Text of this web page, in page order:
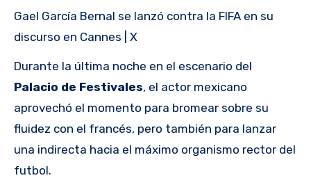
Gael García Bernal se lanzó contra la FIFA en su
discurso en Cannes | X
Durante la última noche en el escenario del
Palacio de Festivales, el actor mexicano
aprovechó el momento para bromear sobre su
fluidez con el francés, pero también para lanzar
una indirecta hacia el máximo organismo rector del
futbol.